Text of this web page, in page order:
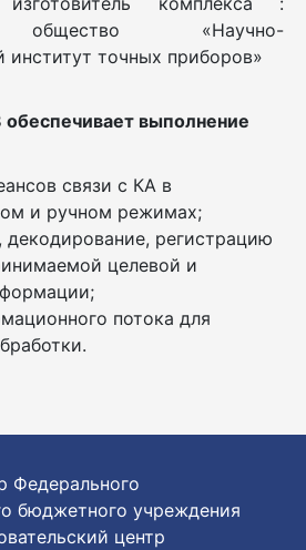
общество «Научно-
институт точных приборов»
выполнение
связи с КА в
и ручном режимах;
регистрацию
целевой и
потока для
Федерального
бюджетного учреждения
центр